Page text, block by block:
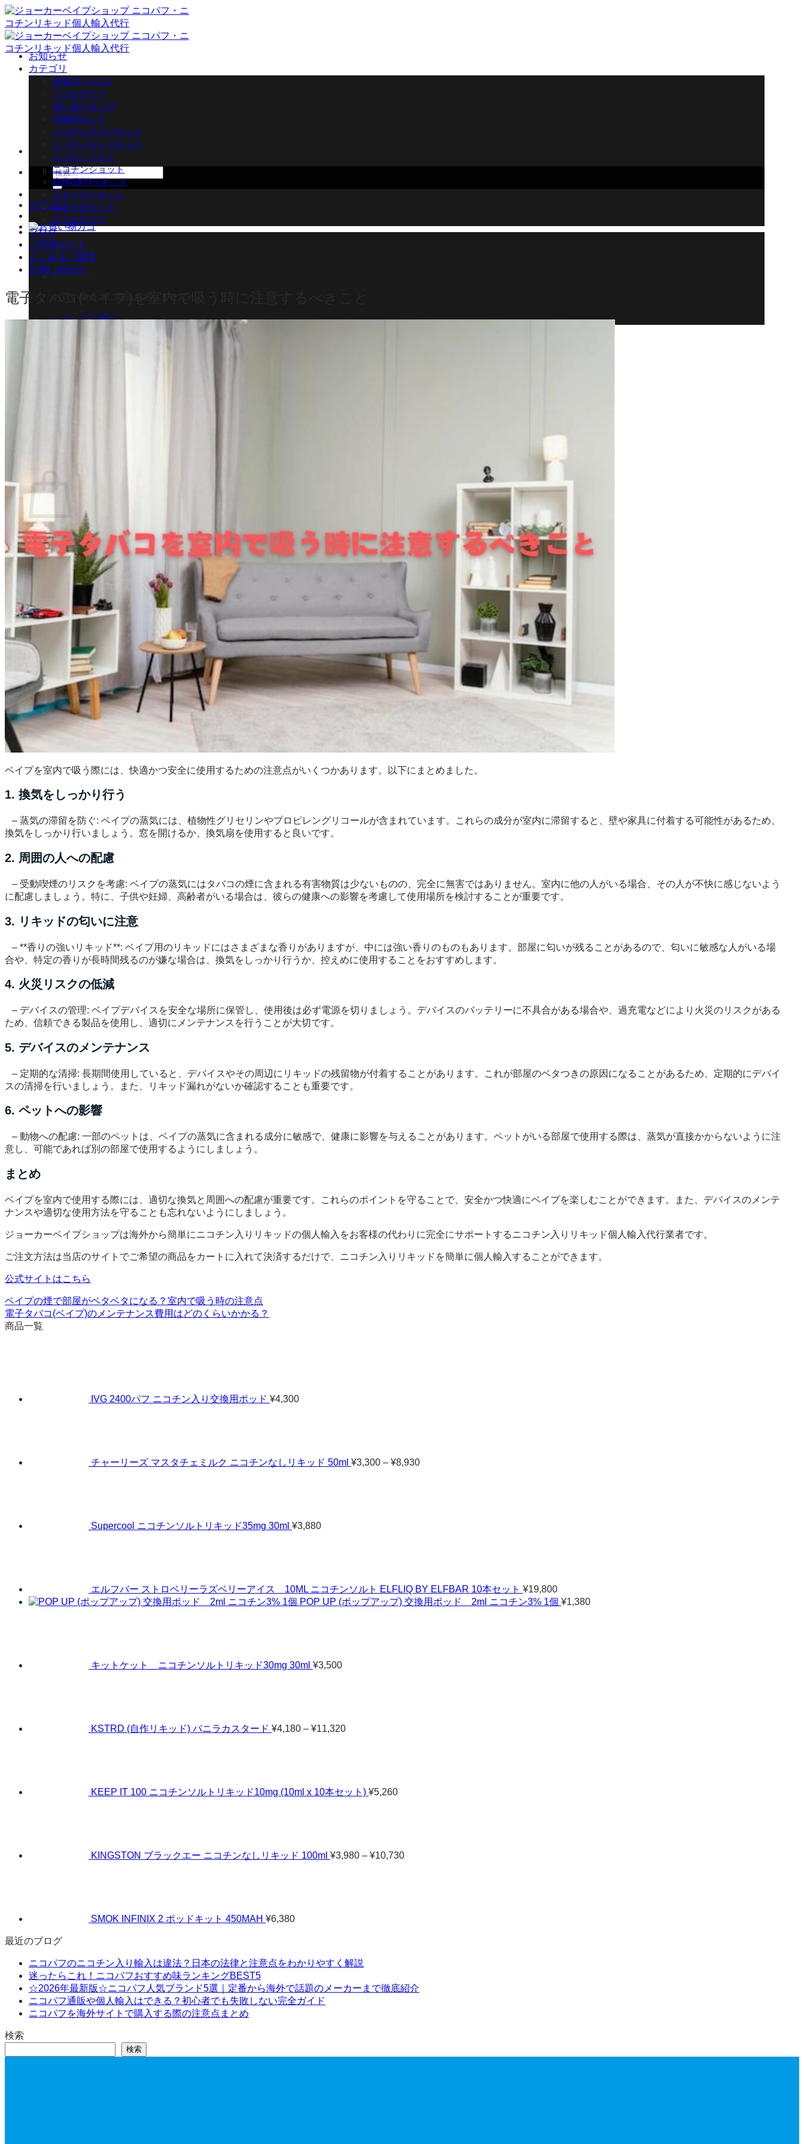
Skip
to
content
検
索
対
象:
ログイン
ショップに戻る
お買い物カゴに商品がありません。
ショップに戻る
お知らせ
カテゴリ
本体(デバイス)
アクセサリー
使い捨てタイプ
交換用ポッド
ニコチン入りリキッド
ニコチンなしリキッド
ニコチンソルト
ニコチンショット
自作(DIY)リキッド
スターターキット
おすすめセット
アクセサリー
ブログ
ご利用ガイド
よくあるご質問
お問い合わせ
電子タバコ(ベイプ)を室内で吸う時に注意するべきこと
ベイプを室内で吸う際には、快適かつ安全に使用するための注意点がいくつかあります。以下にまとめました。
1. 換気をしっかり行う
– 蒸気の滞留を防ぐ: ベイプの蒸気には、植物性グリセリンやプロピレングリコールが含まれています。これらの成分が室内に滞留すると、壁や家具に付着する可能性があるため、
換気をしっかり行いましょう。窓を開けるか、換気扇を使用すると良いです。
2. 周囲の人への配慮
– 受動喫煙のリスクを考慮: ベイプの蒸気にはタバコの煙に含まれる有害物質は少ないものの、完全に無害ではありません。室内に他の人がいる場合、その人が不快に感じないよう
に配慮しましょう。特に、子供や妊婦、高齢者がいる場合は、彼らの健康への影響を考慮して使用場所を検討することが重要です。
3. リキッドの匂いに注意
– **香りの強いリキッド**: ベイプ用のリキッドにはさまざまな香りがありますが、中には強い香りのものもあります。部屋に匂いが残ることがあるので、匂いに敏感な人がいる場
合や、特定の香りが長時間残るのが嫌な場合は、換気をしっかり行うか、控えめに使用することをおすすめします。
4. 火災リスクの低減
– デバイスの管理: ベイプデバイスを安全な場所に保管し、使用後は必ず電源を切りましょう。デバイスのバッテリーに不具合がある場合や、過充電などにより火災のリスクがある
ため、信頼できる製品を使用し、適切にメンテナンスを行うことが大切です。
5. デバイスのメンテナンス
– 定期的な清掃: 長期間使用していると、デバイスやその周辺にリキッドの残留物が付着することがあります。これが部屋のベタつきの原因になることがあるため、定期的にデバイ
スの清掃を行いましょう。また、リキッド漏れがないか確認することも重要です。
6. ペットへの影響
– 動物への配慮: 一部のペットは、ベイプの蒸気に含まれる成分に敏感で、健康に影響を与えることがあります。ペットがいる部屋で使用する際は、蒸気が直接かからないように注
意し、可能であれば別の部屋で使用するようにしましょう。
まとめ
ベイプを室内で使用する際には、適切な換気と周囲への配慮が重要です。これらのポイントを守ることで、安全かつ快適にベイプを楽しむことができます。また、デバイスのメンテ
ナンスや適切な使用方法を守ることも忘れないようにしましょう。
ジョーカーベイプショップは海外から簡単にニコチン入りリキッドの個人輸入をお客様の代わりに完全にサポートするニコチン入りリキッド個人輸入代行業者です。
ご注文方法は当店のサイトでご希望の商品をカートに入れて決済するだけで、ニコチン入りリキッドを簡単に個人輸入することができます。
公式サイトはこちら
ベイプの煙で部屋がベタベタになる？室内で吸う時の注意点
電子タバコ(ベイプ)のメンテナンス費用はどのくらいかかる？
商品一覧
IVG 2400パフ ニコチン入り交換用ポッド ¥4,300
チャーリーズ マスタチェミルク ニコチンなしリキッド 50ml ¥3,300 – ¥8,930–
Supercool ニコチンソルトリキッド35mg 30ml ¥3,880
エルフバー ストロベリーラズベリーアイス 10ML ニコチンソルト ELFLIQ BY ELFBAR 10本セット ¥19,800
POP UP (ポップアップ) 交換用ポッド 2ml ニコチン3% 1個 ¥1,380
キットケット ニコチンソルトリキッド30mg 30ml ¥3,500
KSTRD (自作リキッド) バニラカスタード ¥4,180 – ¥11,320–
KEEP IT 100 ニコチンソルトリキッド10mg (10ml x 10本セット) ¥5,260
KINGSTON ブラックエー ニコチンなしリキッド 100ml ¥3,980 – ¥10,730–
SMOK INFINIX 2 ポッドキット 450MAH ¥6,380
最近のブログ
ニコパフのニコチン入り輸入は違法？日本の法律と注意点をわかりやすく解説
迷ったらこれ！ニコパフおすすめ味ランキングBEST5
☆2026年最新版☆ニコパフ人気ブランド5選｜定番から海外で話題のメーカーまで徹底紹介
ニコパフ通販や個人輸入はできる？初心者でも失敗しない完全ガイド
ニコパフを海外サイトで購入する際の注意点まとめ
検索
検索